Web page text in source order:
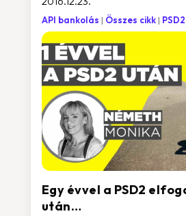
Egy évvel a PSD2
után…
API bankolás Összes cikk PSD2